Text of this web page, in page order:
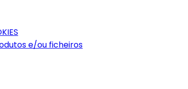
e/ou ficheiros